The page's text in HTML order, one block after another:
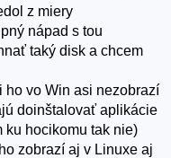
z miery
nápad s tou
taký disk a chcem
ho vo Win asi nezobrazí
doinštalovať aplikácie
ku hocikomu tak nie)
zobrazí aj v Linuxe aj